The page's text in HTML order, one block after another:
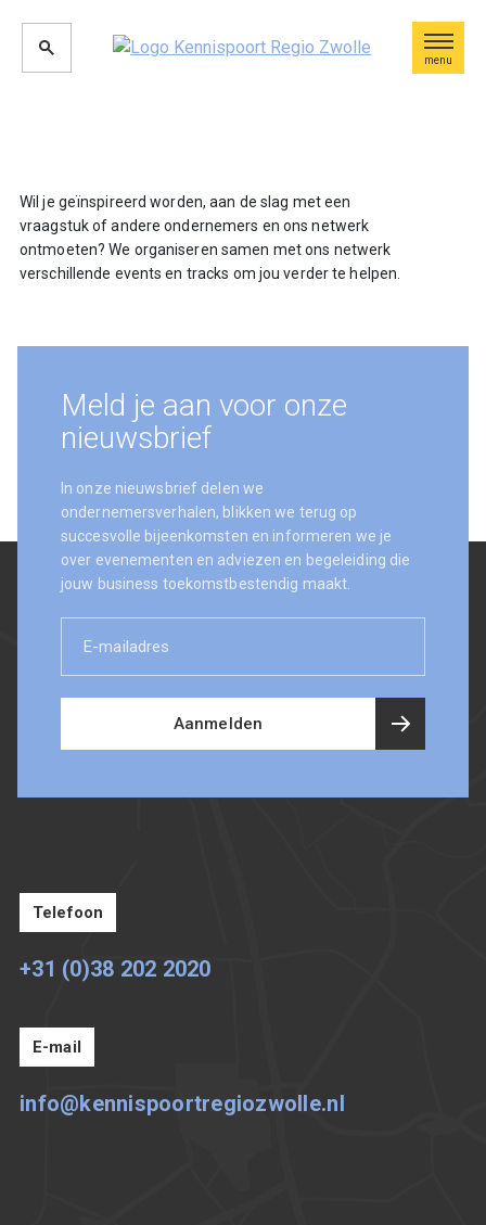
menu
Wil je geïnspireerd worden, aan de slag met een
vraagstuk of andere ondernemers en ons netwerk
ontmoeten? We organiseren samen met ons netwerk
verschillende events en tracks om jou verder te helpen.
Meld je aan voor onze
nieuwsbrief
In onze nieuwsbrief delen we
ondernemersverhalen, blikken we terug op
succesvolle bijeenkomsten en informeren we je
over evenementen en adviezen en begeleiding die
jouw business toekomstbestendig maakt.
mailadres
Aanmelden
Telefoon
+31 (0)38 202 2020
E-mail
info@kennispoortregiozwolle.nl